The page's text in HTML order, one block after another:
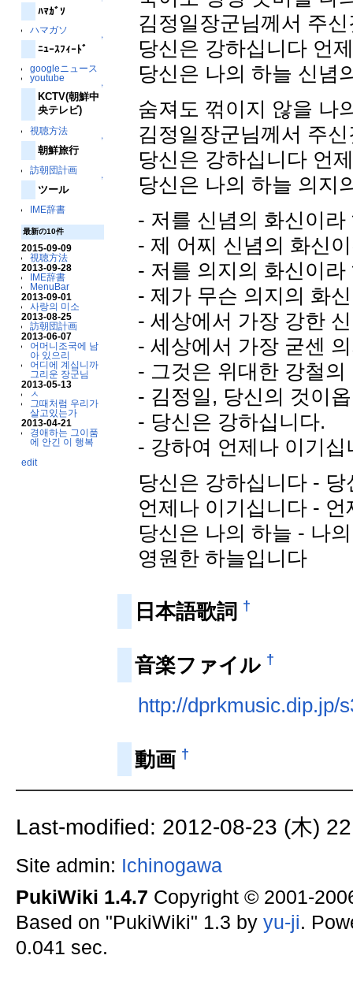
ﾊﾏｶﾞｿ
ハマガソ
↑
ﾆｭｰｽﾌｨｰﾄﾞ
googleニュース
youtube
↑
KCTV(朝鮮中
央テレビ)
視聴方法
↑
朝鮮旅行
訪朝団計画
↑
ツール
IME辞書
最新の10件
2015-09-09
視聴方法
2013-09-28
IME辞書
MenuBar
2013-09-01
사랑의 미소
2013-08-25
訪朝団計画
2013-06-07
어머니조국에 남
아 있으리
어디에 계십니까
그리운 장군님
2013-05-13
ㅅ
그때처럼 우리가
살고있는가
2013-04-21
경애하는 그이품
에 안긴 이 행복
edit
김정일장군님께서 주신
당신은 강하십니다 언
당신은 나의 하늘 신념
숨져도 꺾이지 않을 나
김정일장군님께서 주신
당신은 강하십니다 언
당신은 나의 하늘 의지
- 저를 신념의 화신이라
- 제 어찌 신념의 화신
- 저를 의지의 화신이라
- 제가 무슨 의지의 화
- 세상에서 가장 강한
- 세상에서 가장 굳센
- 그것은 위대한 강철의
- 김정일, 당신의 것이
- 당신은 강하십니다.
- 강하여 언제나 이기십
당신은 강하십니다 - 당
언제나 이기십니다 - 언
당신은 나의 하늘 - 나
영원한 하늘입니다
日本語歌詞 †
音楽ファイル †
http://dprkmusic.dip.jp/
動画 †
Last-modified: 2012-08-23 (木)
Site admin: Ichinogawa
PukiWiki 1.4.7 Copyright © 2001-
Based on "PukiWiki" 1.3 by yu-ji.
0.041 sec.